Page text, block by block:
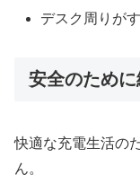
デスク周りが
安全のため
快適な充電生活の
ん。